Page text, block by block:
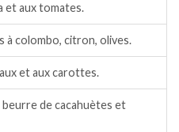
et aux tomates.
à colombo, citron, olives.
et aux carottes.
de cacahuètes et